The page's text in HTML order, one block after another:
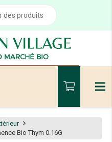
Bio Thym 0.16G